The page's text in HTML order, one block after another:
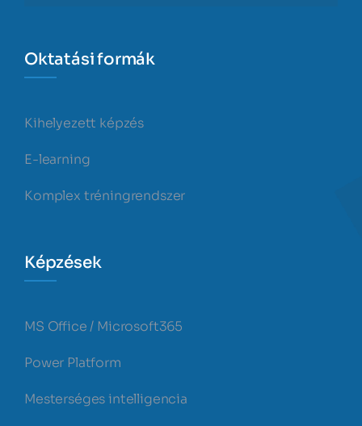
Oktatási formák
Kihelyezett képzés
E-learning
Komplex tréningrendszer
Képzések
MS Office / Microsoft365
Power Platform
Mesterséges intelligencia